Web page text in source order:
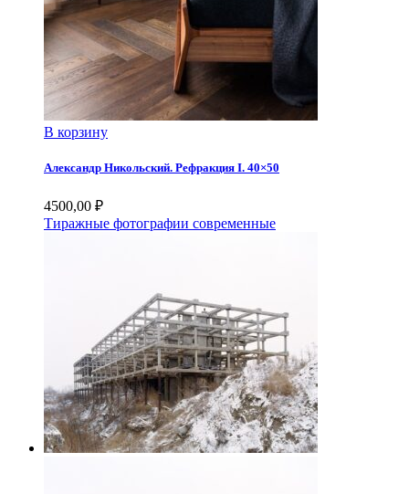
В корзину
Александр Никольский. Рефракция I. 40×50
4500,00 ₽
Тиражные фотографии современные